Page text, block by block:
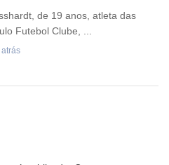
de 19 anos, atleta das
Futebol Clube, ...